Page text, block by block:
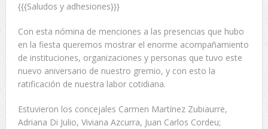
{{{Saludos y adhesiones}}}
Con esta nómina de menciones a las presencias que hubo
en la fiesta queremos mostrar el enorme acompañamiento
de instituciones, organizaciones y personas que tuvo este
nuevo aniversario de nuestro gremio, y con esto la
ratificación de nuestra labor cotidiana.
Estuvieron los concejales Carmen Martínez Zubiaurre,
Adriana Di Julio, Viviana Azcurra, Juan Carlos Cordeu;